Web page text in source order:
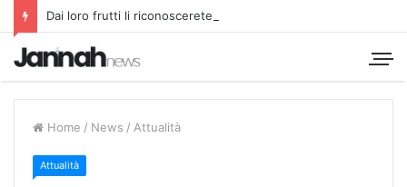
Dai loro frutti li riconoscerete
Home / News / Attualità
Attualità